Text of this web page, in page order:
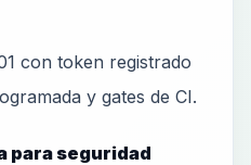
con token registrado
y gates de CI.
para seguridad